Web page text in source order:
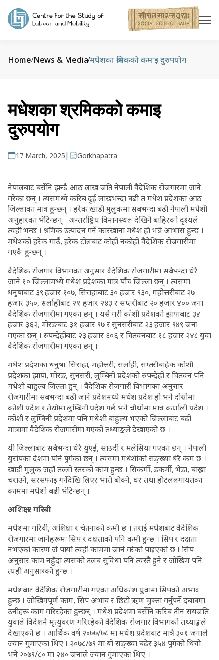
Home/News & Media/मधेशका श्रमिकको कमाइ दुरुपयोग
मधेशका श्रमिकको कमाइ
दुरुपयोग
17 March, 2025 | Gorkhapatra
नेपालबाट बर्सेनि झन्डै आठ लाख जति नेपाली वैदेशिक रोजगारमा जाने
गरेका छन् । त्यसमध्ये करिब दुई लाखभन्दा बढी त मधेश प्रदेशका आठ
जिल्लाका मात्र हुन्छन् । हरेक खाडी मुलुकमा सबभन्दा बढी नेपाली मधेशी
अनुहारका भेटिन्छन् । अन्तर्राष्ट्रिय विमानस्थल देखिने बाहिरको दृश्यले
त्यही भन्छ । श्रमिक उत्पादन गर्ने कारखाना मधेश हो भन्ने आभास हुन्छ ।
मधेशको हरेक गाउँ, हरेक टोलबाट कोही नकोही वैदेशिक रोजगारीमा
गएकै हुन्छन् ।
वैदेशिक रोजगार विभागका अनुसार वैदेशिक रोजगारीमा सबैभन्दा धेरै
जाने १० जिल्लामध्ये मधेश प्रदेशका मात्र पाँच जिल्ला छन् । त्यसमा
धनुषाबाट ३९ हजार १०७, सिराहाबाट ३० हजार ९३०, महोत्तरीबाट २७
हजार ३५०, सर्लाहीबाट २१ हजार २४३ र सप्तरीबाट २० हजार ४०० जना
वैदेशिक रोजगारीमा गएका छन् । यसै गरी कोशी प्रदेशको झापाबाट ३४
हजार ३६२, मोरङबाट ३१ हजार ९७ र सुनसरीबाट २३ हजार ९४९ जना
गएका छन् । रुपन्देहीबाट २३ हजार ६०६ र चितवनबाट १८ हजार २४८ युवा
वैदेशिक रोजगारीमा गएका छन् ।
मधेश प्रदेशका धनुषा, सिराहा, महोत्तरी, सर्लाही, सप्तरीबाहेक कोशी
प्रदेशका झापा, मोरङ, सुनसरी, लुम्बिनी प्रदेशको रुपन्देही र चितवन पनि
मधेशी बाहुल्य जिल्ला हुन् । वैदेशिक रोजगारी विभागका अनुसार
रोजगारीमा सबभन्दा बढी जाने प्रदेशमध्ये मधेश प्रदेश हो भने दोस्रोमा
कोशी प्रदेश र तेस्रोमा लुम्बिनी प्रदेश पर्छ भने चौथोमा मात्र कर्णाली प्रदेश ।
कोशी र लुम्बिनी प्रदेशमा पनि मधेशी बाहुल्य भएको जिल्लाबाट बढी
मात्रामा वैदेशिक रोजगारीमा गएको तथ्याङ्कले देखाएको छ ।
यी जिल्लाबाट सबैभन्दा धेरै युएई, साउदी र मलेसिया गएका छन् । नेपाली
युरोपका देशमा पनि पुगेका छन् । त्यसमा मधेशीको सङ्ख्या धेरै कम छ ।
खाडी मुलुक जहाँ तल्लो स्तरको काम हुन्छ । सिकर्मी, डकर्मी, भेडा, बाख्रा
चराउने, सरसफाइ गर्नेदेखि लिएर भारी बोक्ने, घर तथा होटललगायतका
काममा मधेशी बढी भेटिन्छन् ।
अशिक्षा र गरिबी
मधेशमा गरिबी, अशिक्षा र चेतनाको कमी छ । तराई मधेशबाट वैदेशिक
रोजगारमा जानेहरूमा सिप र दक्षताको पनि कमी हुन्छ । सिप र दक्षता
नभएको कारण जे पायो त्यही काममा जाने गरेको पाइएको छ । सिप
अनुसार काम नहुँदा त्यसको तलब सुविधा पनि त्यस्तै हुने र जोखिम पनि
त्यही अनुसारको हुन्छ ।
मधेशबाट वैदेशिक रोजगारीमा गएका अधिकांश युवामा सिपको अभाव
हुन्छ । जोखिमपूर्ण काम, सिप अभाव र छिटो ऋण चुक्ता गर्नुपर्ने दबाबमा
उनीहरू काम गरिरहेका हुन्छन् । मधेश प्रदेशमा बर्सेनि करिब तीन सयजति
युवाले विदेशमै मृत्युवरण गरिरहेको वैदेशिक रोजगार विभागको तथ्याङ्कले
देखाएको छ । आर्थिक वर्ष २०७७/७८ मा मधेश प्रदेशबाट मात्रै ३०१ जनाले
ज्यान गुमाएका थिए । २०७८/७९ मा यो सङ्ख्या बढेर ३५४ पुगेको थियो
भने २०७९/८० मा २४० जनाले ज्यान गुमाएका थिए ।